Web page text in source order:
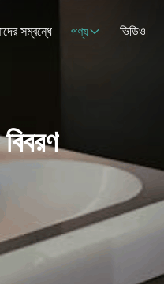
সম্বন্ধে পণ্য ভিডিও